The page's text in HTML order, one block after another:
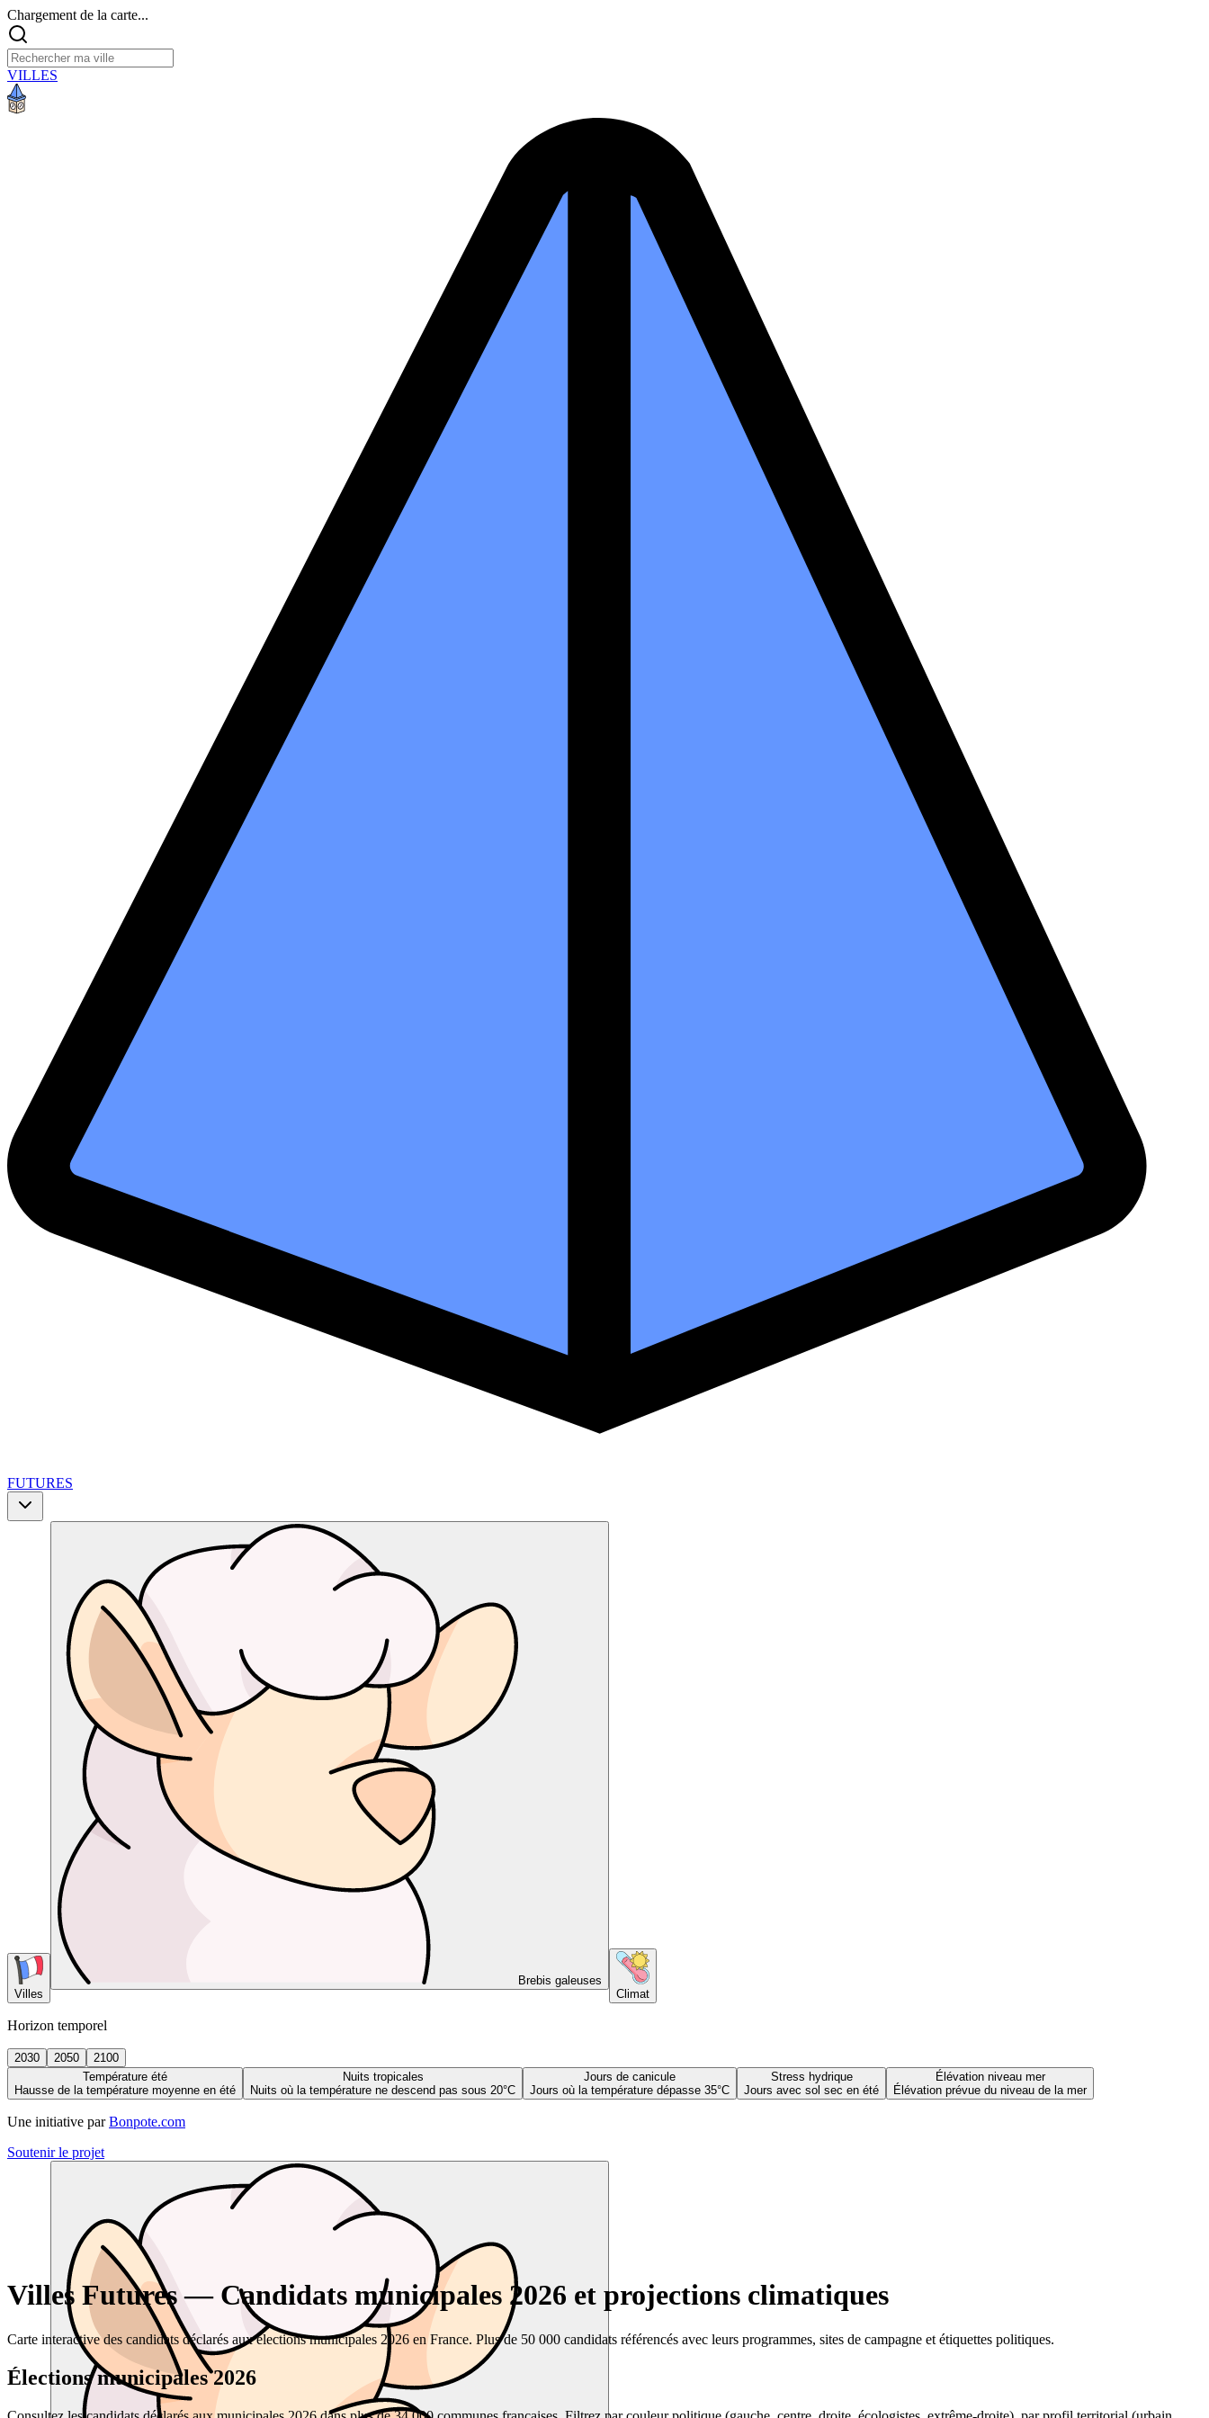
Chargement de la carte...
VILLES
FUTURES
Villes
Brebis galeuses
Climat
Horizon temporel
2030 2050
2100
Température été
Hausse de la température moyenne en été
Nuits tropicales
Nuits où la température ne descend pas sous 20°C
Jours de canicule
Jours où la température dépasse 35°C
Stress hydrique
Jours avec sol sec en été
Élévation niveau mer
Élévation prévue du niveau de la mer
Une initiative par Bonpote.com
Soutenir le projet
Villes Futures — Candidats municipales 2026 et projections climatiques
Carte interactive des candidats déclarés aux élections municipales 2026 en France. Plus de 50 000 candidats référencés avec leurs programmes, sites de campagne et étiquettes politiques.
Élections municipales 2026